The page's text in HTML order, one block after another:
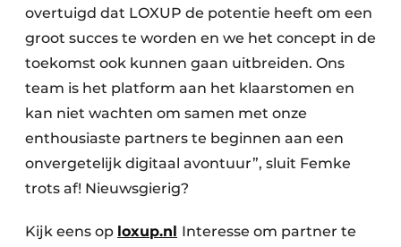
overtuigd dat LOXUP de potentie heeft om een
groot succes te worden en we het concept in de
toekomst ook kunnen gaan uitbreiden. Ons
team is het platform aan het klaarstomen en
kan niet wachten om samen met onze
enthousiaste partners te beginnen aan een
onvergetelijk digitaal avontuur”, sluit Femke
trots af! Nieuwsgierig?
Kijk eens op loxup.nl Interesse om partner te